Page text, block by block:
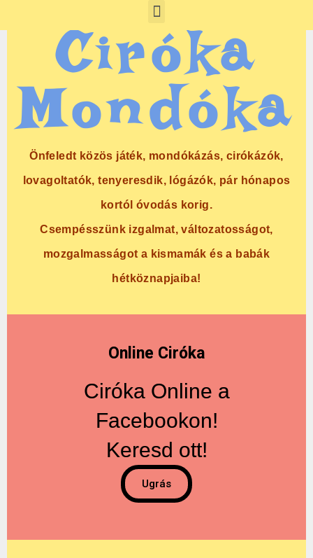
Ciróka
Mondóka
Önfeledt közös játék, mondókázás, cirókázók,
lovagoltatók, tenyeresdik, lógázók, pár hónapos
kortól óvodás korig.
Csempésszünk izgalmat, változatosságot,
mozgalmasságot a kismamák és a babák
hétköznapjaiba!
Online Ciróka
Ciróka Online a
Facebookon!
Keresd ott!
Ugrás